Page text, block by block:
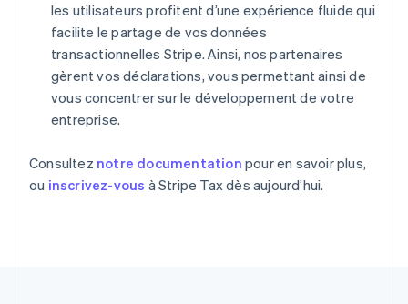
les utilisateurs profitent d’une expérience fluide qui
facilite le partage de vos données
transactionnelles Stripe. Ainsi, nos partenaires
gèrent vos déclarations, vous permettant ainsi de
vous concentrer sur le développement de votre
entreprise.
Consultez notre documentation pour en savoir plus,
ou inscrivez-vous à Stripe Tax dès aujourd’hui.
EspañolEnglish
Estonie
English
États-Unis
Español简体中文
EnglishSvenska
FrançaisEnglish
Gibraltar